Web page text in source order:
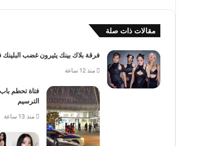
مقالات ذات صلة
فرقة بلاك بينك يثيرون غضب
منذ 12 ساعة
الترسيم
منذ 13 ساعة